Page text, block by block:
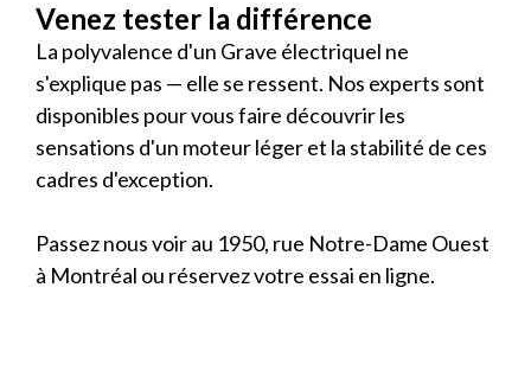
Venez tester la différence
La polyvalence d'un Grave électriquel ne
s'explique pas — elle se ressent. Nos experts sont
disponibles pour vous faire découvrir les
sensations d'un moteur léger et la stabilité de ces
cadres d'exception.
Passez nous voir au 1950, rue Notre-Dame Ouest
à Montréal ou réservez votre essai en ligne.